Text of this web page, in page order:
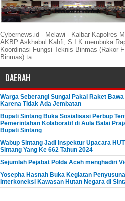
Cybernews.id - Melawi - Kalbar Kapolres
AKBP Askhabul Kahfi, S.I.K membuka
Koordinasi Fungsi Teknis Binmas (Rakor
Binmas) ta...
DAERAH
Warga Seberangi Sungai Pakai Raket
Karena Tidak Ada Jembatan
Bupati Sintang Buka Sosialisasi Perbup
Pemerintahan Kolaboratif di Aula Balai
Bupati Sintang
Wabup Sintang Jadi Inspektur Upacara
Sintang Yang Ke 662 Tahun 2024
Sejumlah Pejabat Polda Aceh menghadiri
Yosepha Hasnah Buka Kegiatan
Interkoneksi Kawasan Hutan Negara di